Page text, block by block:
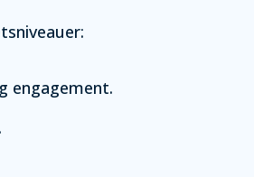
engagement.